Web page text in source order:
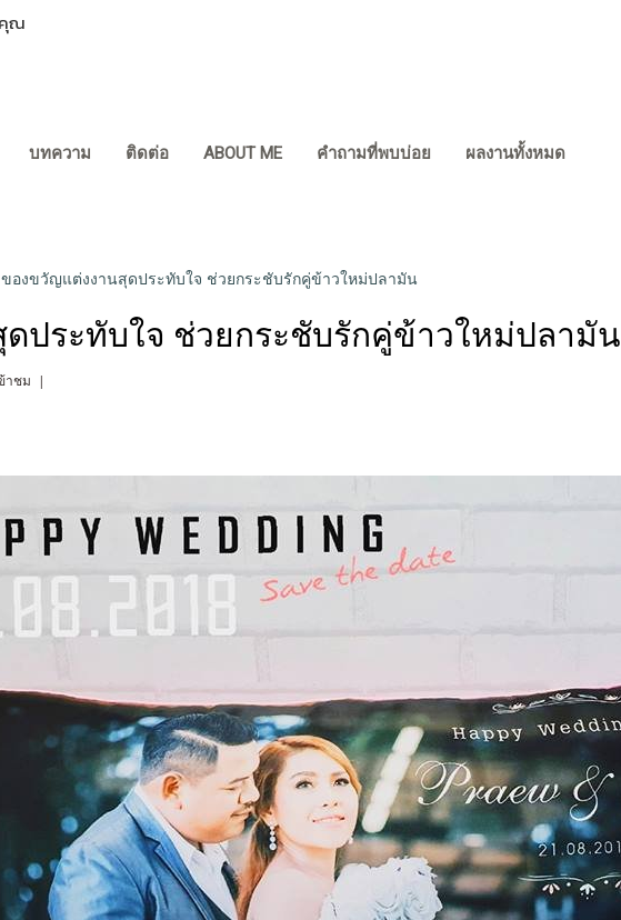
คุณ
บทความ ติดต่อ ABOUT ME คำถามที่พบบ่อย ผลงานทั้งหมด
ของขวัญแต่งงานสุดประทับใจ ช่วยกระชับรักคู่ข้าวใหม่ปลามัน
ประทับใจ ช่วยกระชับรักคู่ข้าวใหม่ปลามัน
าชม |